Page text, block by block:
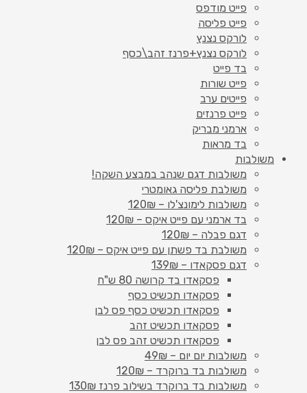
פייט מודפס
פייט פליסה
לורקס נצנץ
לורקס נצנץ+פרנז זהב\כסף
בד פייט
פייט שורות
פייטים ערב
פייט פרנזים
ארמני מבריק
בד מראות
משולבות
משולבות דגם שנהב במבצע השקה!
משולבת פליסה גאומטרי
משולבות לימונצ'לו – 120₪
בד ארמני עם פייט איקס – 120₪
דגם פבלה – 120₪
משולבת בד פשתן עם פייט איקס – 120₪
דגם פסקאדו – 139₪
פסקאדו בד קרושה 80 ש"ח
פסקאדו תכשיט כסף
פסקאדו תכשיט כסף פס לבן
פסקאדו תכשיט זהב
פסקאדו תכשיט זהב פס לבן
משולבות יום יום – 49₪
משולבות בד ברוקרד – 120₪
משולבות בד ברוקרד בשילוב פרנז 130₪